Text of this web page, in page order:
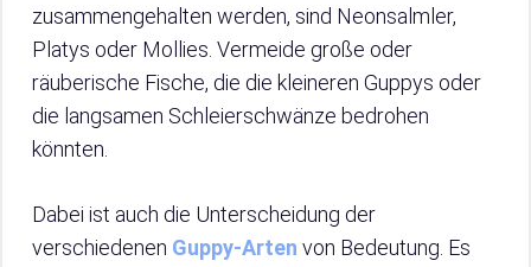
zusammengehalten werden, sind Neonsalmler,
Platys oder Mollies. Vermeide große oder
räuberische Fische, die die kleineren Guppys oder
die langsamen Schleierschwänze bedrohen
könnten.
Dabei ist auch die Unterscheidung der
verschiedenen Guppy-Arten von Bedeutung. Es